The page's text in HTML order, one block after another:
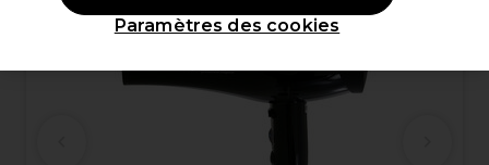
Paramètres des cookies